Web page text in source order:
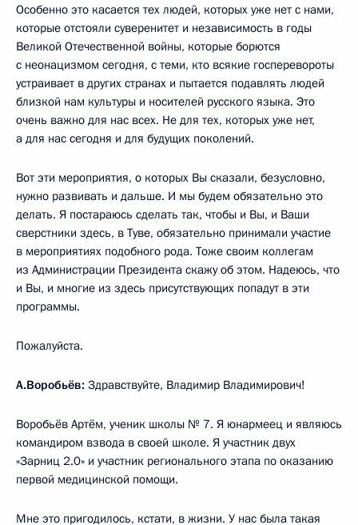
Особенно это касается тех людей, которых уже нет с нами,
которые отстояли суверенитет и независимость в годы
Великой Отечественной войны, которые борются
с неонацизмом сегодня, с теми, кто всякие госперевороты
устраивает в других странах и пытается подавлять людей
близкой нам культуры и носителей русского языка. Это
очень важно для нас всех. Не для тех, которых уже нет,
а для нас сегодня и для будущих поколений.
Вот эти мероприятия, о которых Вы сказали, безусловно,
нужно развивать и дальше. И мы будем обязательно это
делать. Я постараюсь сделать так, чтобы и Вы, и Ваши
сверстники здесь, в Туве, обязательно принимали участие
в мероприятиях подобного рода. Тоже своим коллегам
из Администрации Президента скажу об этом. Надеюсь, что
и Вы, и многие из здесь присутствующих попадут в эти
программы.
Пожалуйста.
А.Воробьёв: Здравствуйте, Владимир Владимирович!
Воробьёв Артём, ученик школы № 7. Я юнармеец и являюсь
командиром взвода в своей школе. Я участник двух
«Зарниц 2.0» и участник регионального этапа по оказанию
первой медицинской помощи.
Мне это пригодилось, кстати, в жизни. У нас была такая